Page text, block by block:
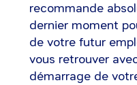
recommande
dernier moment
de votre futur
vous retrouver
démarrage de